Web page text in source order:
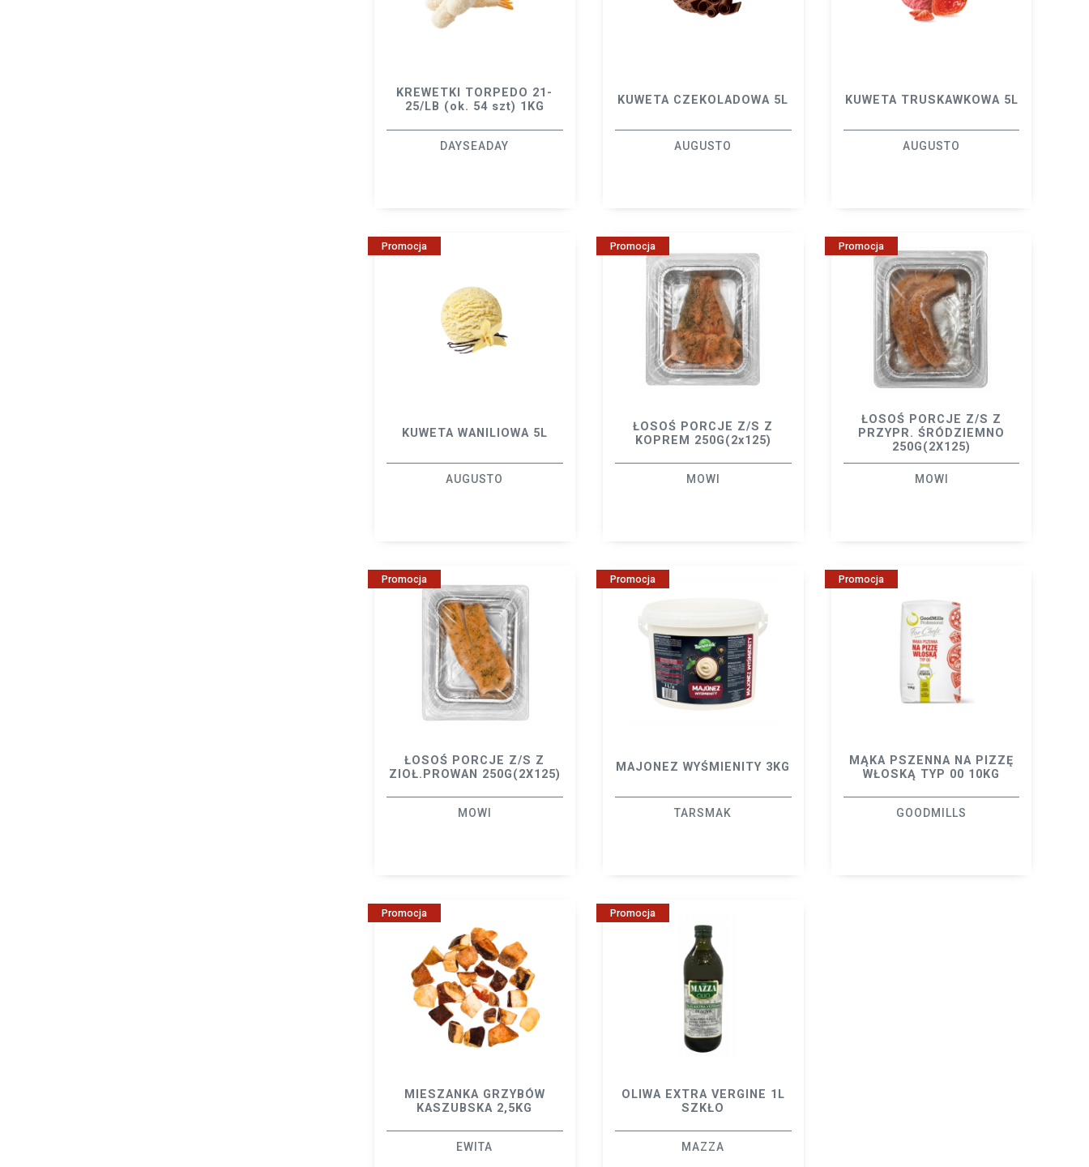
KREWETKI TORPEDO 21-
25/LB (ok. 54 szt) 1KG
DAYSEADAY
KUWETA CZEKOLADOWA 5L
AUGUSTO
KUWETA TRUSKAWKOWA 5L
AUGUSTO
Promocja
KUWETA WANILIOWA 5L
AUGUSTO
Promocja
ŁOSOŚ PORCJE Z/S Z
KOPREM 250G(2x125)
MOWI
Promocja
ŁOSOŚ PORCJE Z/S Z
PRZYPR. ŚRÓDZIEMNO
250G(2X125)
MOWI
Promocja
ŁOSOŚ PORCJE Z/S Z
ZIOŁ.PROWAN 250G(2X125)
MOWI
Promocja
MAJONEZ WYŚMIENITY 3KG
TARSMAK
Promocja
MĄKA PSZENNA NA PIZZĘ
WŁOSKĄ TYP 00 10KG
GOODMILLS
Promocja
MIESZANKA GRZYBÓW
KASZUBSKA 2,5KG
EWITA
Promocja
OLIWA EXTRA VERGINE 1L
SZKŁO
MAZZA